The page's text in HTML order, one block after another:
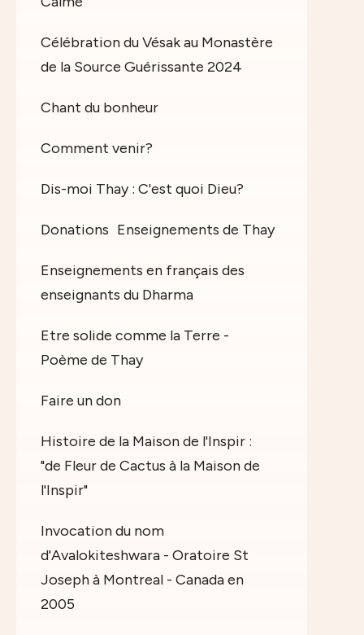
Célébration du Vésak au Monastère
de la Source Guérissante 2024
Chant du bonheur
Comment venir?
Dis-moi Thay : C'est quoi Dieu?
Donations Enseignements de Thay
Enseignements en français des
enseignants du Dharma
Etre solide comme la Terre -
Poème de Thay
Faire un don
Histoire de la Maison de l'Inspir :
"de Fleur de Cactus à la Maison de
l'Inspir"
Invocation du nom
d'Avalokiteshwara - Oratoire St
Joseph à Montreal - Canada en
2005